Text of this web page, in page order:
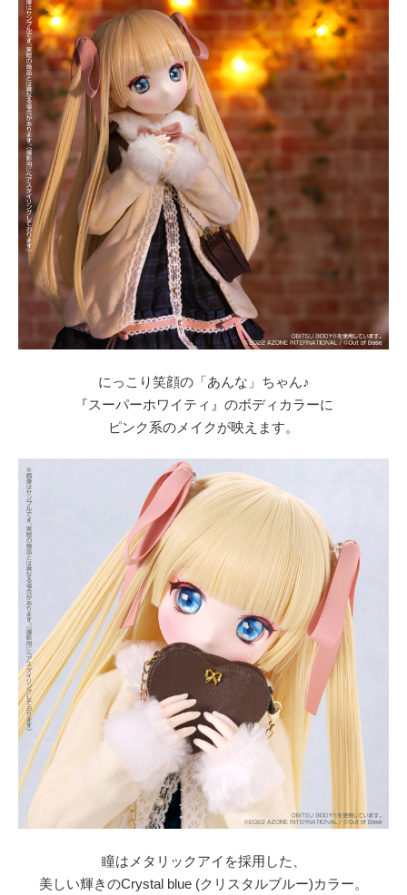
にっこり笑顔の「あんな」ちゃん♪
『スーパーホワイティ』のボディカラーに
ピンク系のメイクが映えます。
瞳はメタリックアイを採用した、
美しい輝きのCrystal blue (クリスタルブルー)カラー。